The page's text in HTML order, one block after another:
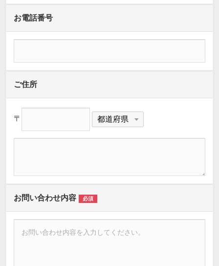
お電話番号
ご住所
〒
お問い合わせ内容 必須